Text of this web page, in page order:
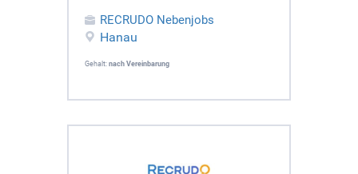
RECRUDO Nebenjobs
Hanau
Gehalt: nach Vereinbarung